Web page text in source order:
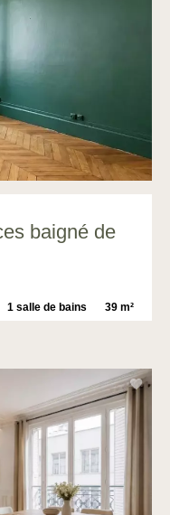
baigné de
1 salle de bains 39 m²